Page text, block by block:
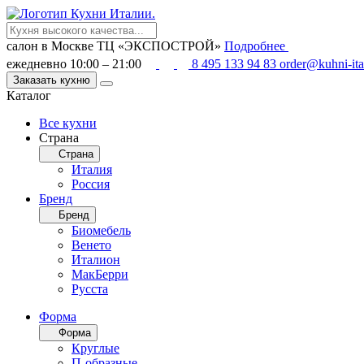
салон в Москве ТЦ «ЭКСПОСТРОЙ» Подробнее
ежедневно 10:00 – 21:00
8 495 133 94 83 order@kuhni-
Заказать кухню
Каталог
Все кухни
Страна
Страна
Италия
Россия
Бренд
Бренд
Биомебель
Венето
Италион
МакБерри
Русста
Форма
Форма
Круглые